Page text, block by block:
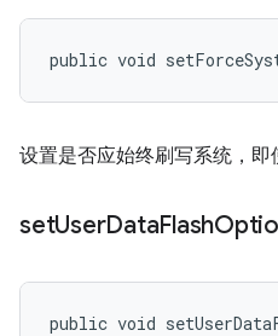
public void
设置是否应始终刷写系统，
setUserDataFlash
public void